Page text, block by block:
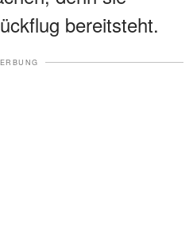
bereitsteht.